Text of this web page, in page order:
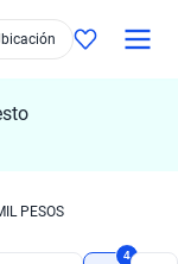
PESOS
4